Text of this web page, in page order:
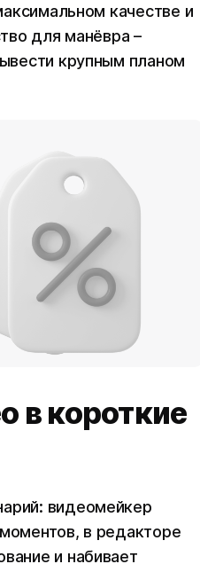
качестве и
для манёвра –
крупным планом
в короткие
видеомейкер
в редакторе
и набивает